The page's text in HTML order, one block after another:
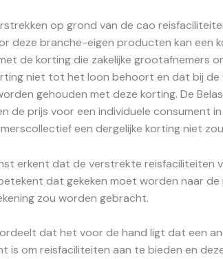
op grond van de cao
deze branche-eigen producten kan een
de korting die zakelijke grootafnemers
niet tot het loon behoort en dat bij de
gehouden met deze korting. De
de prijs voor een individuele consument
een dergelijke korting niet
erkent dat de verstrekte reisfaciliteiten
dat gekeken moet worden naar de
zou worden gebracht.
dat het voor de hand ligt dat een
is om reisfaciliteiten aan te bieden en